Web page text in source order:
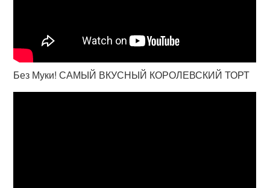
Без Муки! САМЫЙ ВКУСНЫЙ КОРОЛЕВСКИЙ ТОРТ